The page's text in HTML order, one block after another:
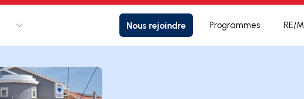
Nous rejoindre Programmes RE/